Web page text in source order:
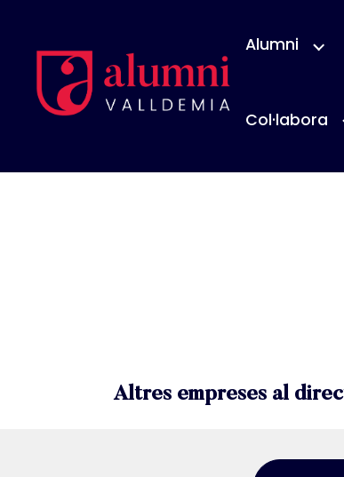
Alumni
Col·labora
Altres empreses al